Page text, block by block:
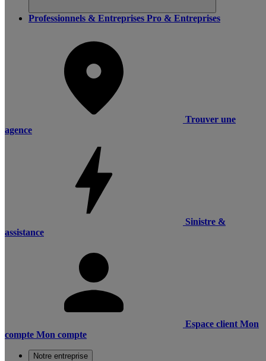
Professionnels & Entreprises Pro & Entreprises
Trouver une
agence
Sinistre &
assistance
Espace client Mon
compte Mon compte
Notre entreprise